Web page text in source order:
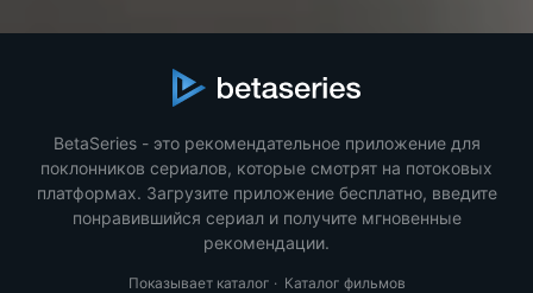
BetaSeries - это рекомендательное приложение для
поклонников сериалов, которые смотрят на потоковых
платформах. Загрузите приложение бесплатно, введите
понравившийся сериал и получите мгновенные
рекомендации.
Показывает каталог · Каталог фильмов